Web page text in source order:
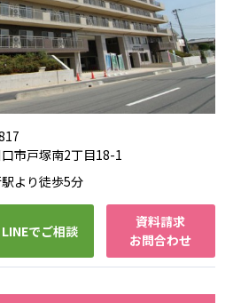
市戸塚南2丁目18-1
より徒歩5分
LINEでご相談
資料請求
お問合わせ